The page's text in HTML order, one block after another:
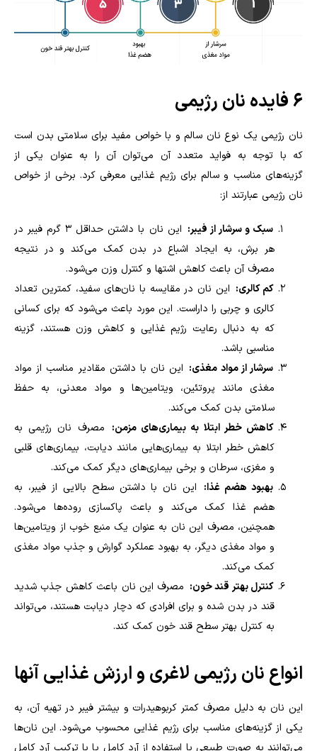
6 فایده نان رژیمی
نان رژیمی یک نوع نان سالم و با خواص مفید برای سلامتی بدن است
که با توجه به فواید متعدد آن می‌توان آن را به عنوان یکی از
گزینه‌های مناسب و سالم برای رژیم غذایی معرفی کرد. برخی از خواص
نان رژیمی عبارتند از:
سبک و سرشار از فیبر:
این نان با داشتن حداقل ۳ گرم فیبر در
هر برش، به ایجاد اشباع در بدن کمک می‌کند و در نتیجه
مصرف آن باعث کاهش اشتها و کنترل وزن می‌شود.
کم کالری: این نان در مقایسه با نان‌های سفید، کمترین تعداد
کالری و چربی را داراست. این مورد باعث می‌شود که برای کسانی
که به دنبال رعایت رژیم غذایی و کاهش وزن هستند، گزینه
مناسبی باشد.
سرشار از مواد مغذی: این نان با داشتن مقادیر مناسب از مواد
مغذی مانند پروتئین، ویتامین‌ها و مواد معدنی، به حفظ
سلامتی بدن کمک می‌کند.
کاهش خطر ابتلا به بیماری‌های مزمن: مصرف نان رژیمی به
کاهش خطر ابتلا به بیماری‌هایی مانند دیابت، بیماری‌های قلبی
و مغزی، سرطان و برخی بیماری‌های دیگر کمک می‌کند.
بهبود هضم غذا: این نان با داشتن سطح بالایی از فیبر، به
هضم غذا کمک می‌کند و باعث پاکسازی روده‌ها می‌شود.
همچنین، مصرف این نان به عنوان یک منبع خوب از ویتامین‌ها
و مواد مغذی دیگر، به بهبود عملکرد گوارش و جذب مواد مغذی
کمک می‌کند.
کنترل بهتر قند خون: مصرف این نان باعث کاهش جذب شدید
قند در بدن شده و برای افرادی که دچار دیابت هستند، می‌تواند
به کنترل بهتر سطح قند خون کمک کند.
انواع نان رژیمی لاغری و ارزش غذایی آنها
این نان به دلیل مصرف کمتر کربوهیدرات و بیشتر فیبر در تهیه آن، به
یکی از گزینه‌های مناسب برای رژیم غذایی محسوب می‌شود. این نان‌ها
می‌توانند به صورت طبیعی با استفاده از آرد کامل یا با ترکیب آرد کامل